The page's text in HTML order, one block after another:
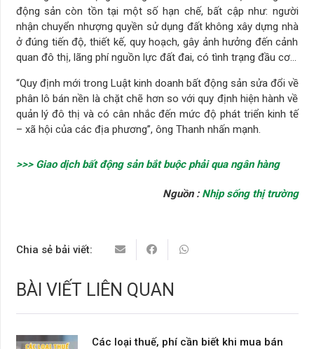
động sản còn tồn tại một số hạn chế, bất cập như: người
nhận chuyển nhượng quyền sử dụng đất không xây dựng nhà
ở đúng tiến độ, thiết kế, quy hoạch, gây ảnh hưởng đến cảnh
quan đô thị, lãng phí nguồn lực đất đai, có tình trạng đầu cơ…
“Quy định mới trong Luật kinh doanh bất động sản sửa đổi về
phân lô bán nền là chặt chẽ hơn so với quy định hiện hành về
quản lý đô thị và có cân nhắc đến mức độ phát triển kinh tế
– xã hội của các địa phương”, ông Thanh nhấn mạnh.
>>> Giao dịch bất động sản bắt buộc phải qua ngân hàng
Nguồn :Nhịp sống thị trường
Chia sẻ bải viết:
BÀI VIẾT LIÊN QUAN
Các loại thuế, phí cần biết khi mua bán